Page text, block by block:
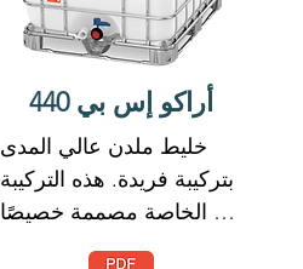
تآكل حديد التسليح الموجود
في الخرسانة.
ARACO SP 311 يلبي
أنواع D & G
أراكو إس بي 440
خليط ملدن عالي المدى
بتركيبة فريدة. هذه التركيبة
الخاصة مصممة خصيصًا
للاستخدام مع أدوات الربط